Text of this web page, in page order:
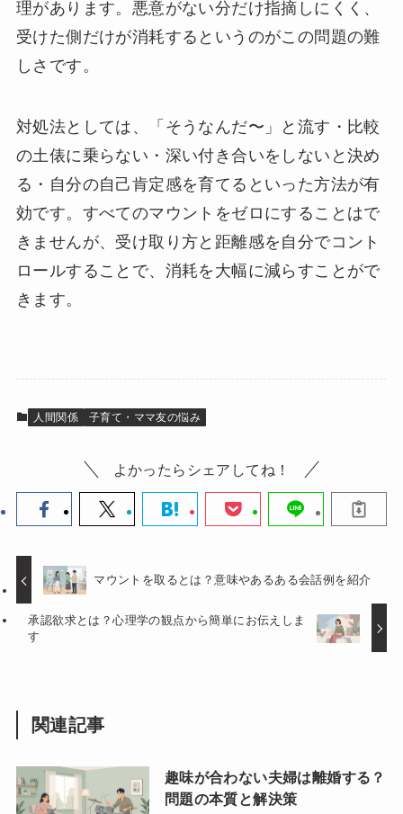
理があります。悪意がない分だけ指摘しにくく、
受けた側だけが消耗するというのがこの問題の難
しさです。
対処法としては、「そうなんだ〜」と流す・比較
の土俵に乗らない・深い付き合いをしないと決め
る・自分の自己肯定感を育てるといった方法が有
効です。すべてのマウントをゼロにすることはで
きませんが、受け取り方と距離感を自分でコント
ロールすることで、消耗を大幅に減らすことがで
きます。
人間関係 子育て・ママ友の悩み
よかったらシェアしてね！
マウントを取るとは？意味やあるある会話例を紹介
承認欲求とは？心理学の観点から簡単にお伝えしま
す
関連記事
趣味が合わない夫婦は離婚する？
問題の本質と解決策